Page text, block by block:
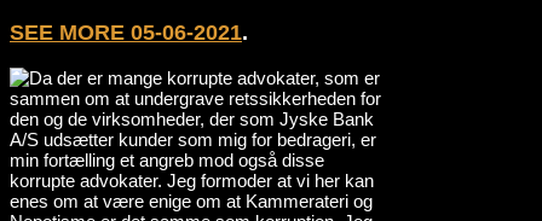
SEE MORE 05-06-2021.